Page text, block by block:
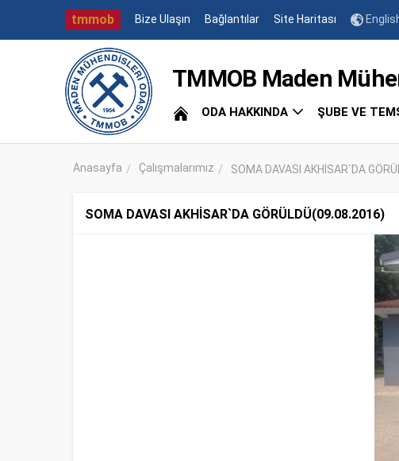
tmmob Bize Ulaşın Bağlantılar Site Haritası
TMMOB Maden
ODA HAKKINDA ŞUBE VE
Anasayfa Çalışmalarımız SOMA DAVASI AKHİSAR`DA
SOMA DAVASI AKHİSAR`DA GÖRÜLDÜ(09.08.2016)